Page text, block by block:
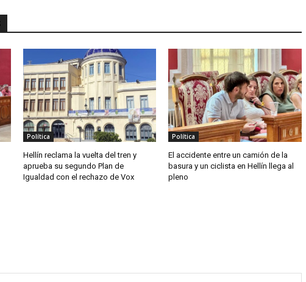
Política
Hellín reclama la vuelta del tren y
aprueba su segundo Plan de
Igualdad con el rechazo de Vox
Política
El accidente entre un camión de la
basura y un ciclista en Hellín llega al
pleno